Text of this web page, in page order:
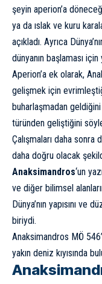
şeyin aperion’a
ya da ıslak ve kuru
açıkladı. Ayrıca
dünyanın başlaması
Aperion’a ek olarak,
gelişmek için
buharlaşmadan
türünden geliştiğini
Çalışmaları daha
daha doğru olacak
Anaksimandros‘un
ve diğer bilimsel
Dünya’nın yapısını ve
biriydi.
Anaksimandros MÖ
yakın deniz kıyısında